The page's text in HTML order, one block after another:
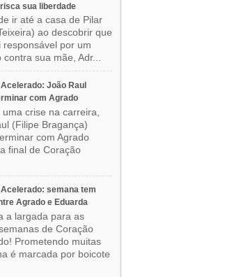
sua liberdade
ir até a casa de Pilar
ao descobrir que
responsável por um
sua mãe, Adr...
João Raul
com Agrado
crise na carreira,
(Filipe Bragança)
com Agrado
final de Coração
semana tem
Agrado e Eduarda
a largada para as
de Coração
Prometendo muitas
é marcada por boicote